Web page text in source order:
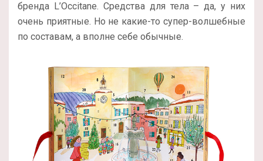
бренда L’Occitane. Средства для тела – да, у них
очень приятные. Но не какие-то супер-волшебные
по составам, а вполне себе обычные.